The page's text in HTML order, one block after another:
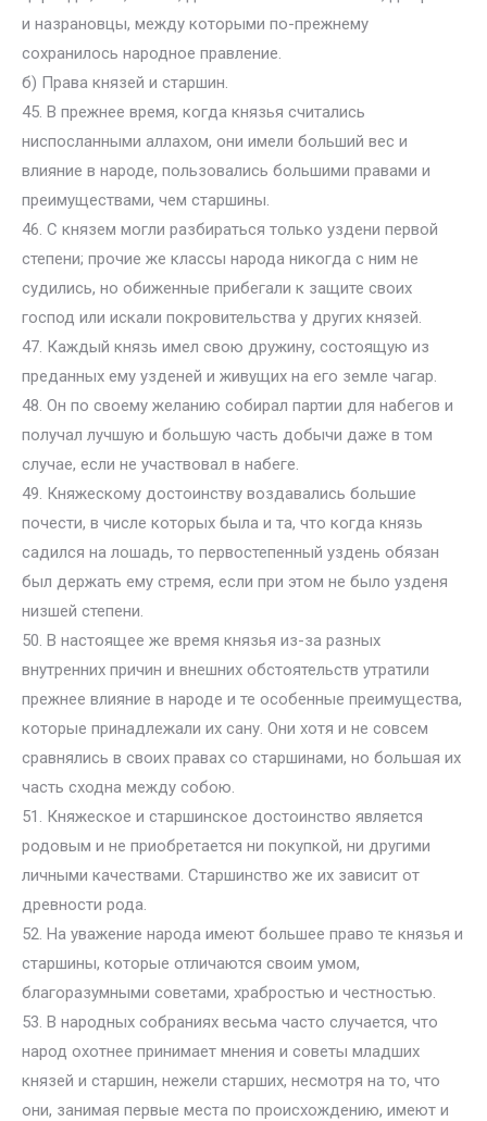
и назрановцы, между которыми по-прежнему
сохранилось народное правление.
б) Права князей и старшин.
45. В прежнее время, когда князья считались
ниспосланными аллахом, они имели больший вес и
влияние в народе, пользовались большими правами и
преимуществами, чем старшины.
46. С князем могли разбираться только уздени первой
степени; прочие же классы народа никогда с ним не
судились, но обиженные прибегали к защите своих
господ или искали покровительства у других князей.
47. Каждый князь имел свою дружину, состоящую из
преданных ему узденей и живущих на его земле чагар.
48. Он по своему желанию собирал партии для набегов и
получал лучшую и большую часть добычи даже в том
случае, если не участвовал в набеге.
49. Княжескому достоинству воздавались большие
почести, в числе которых была и та, что когда князь
садился на лошадь, то первостепенный уздень обязан
был держать ему стремя, если при этом не было узденя
низшей степени.
50. В настоящее же время князья из-за разных
внутренних причин и внешних обстоятельств утратили
прежнее влияние в народе и те особенные преимущества,
которые принадлежали их сану. Они хотя и не совсем
сравнялись в своих правах со старшинами, но большая их
часть сходна между собою.
51. Княжеское и старшинское достоинство является
родовым и не приобретается ни покупкой, ни другими
личными качествами. Старшинство же их зависит от
древности рода.
52. На уважение народа имеют большее право те князья и
старшины, которые отличаются своим умом,
благоразумными советами, храбростью и честностью.
53. В народных собраниях весьма часто случается, что
народ охотнее принимает мнения и советы младших
князей и старшин, нежели старших, несмотря на то, что
они, занимая первые места по происхождению, имеют и